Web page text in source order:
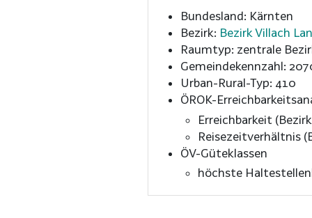
Bundesland: Kärnten
Bezirk: Bezirk Villach
Raumtyp: zentrale
Gemeindekennzahl:
Urban-Rural-Typ: 410
ÖROK-
Erreichbarkeit
Reisezeitverhältnis
ÖV-Güteklassen
höchste